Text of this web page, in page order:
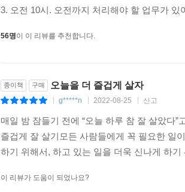
3. 오전 10시. 오전까지 처리해야 할 업무가
56명이 이 리뷰를 추천합니다.
종이책 구매 오늘을 더 즐겁게 살자
g*****n 2022-08-25 신고
매일 밤 잠들기 전에 “오늘 하루 참 잘 살았다
즐겁게 잘 살기모든 사람들에게 꼭 필요한 일
하기 위해서, 하고 있는 일을 더욱 신나게 하
이 리뷰가 도움이 되었나요?